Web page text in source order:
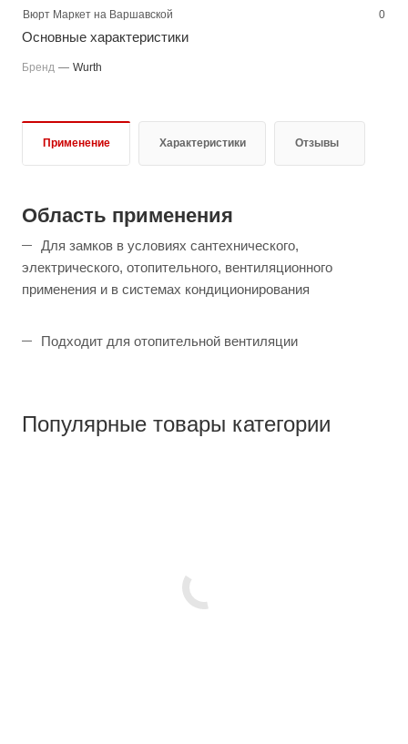
Вюрт Маркет на Варшавской
0
Основные характеристики
Бренд — Wurth
Применение Характеристики Отзывы
Область применения
Для замков в условиях сантехнического,
электрического, отопительного, вентиляционного
применения и в системах кондиционирования
Подходит для отопительной вентиляции
Популярные товары категории